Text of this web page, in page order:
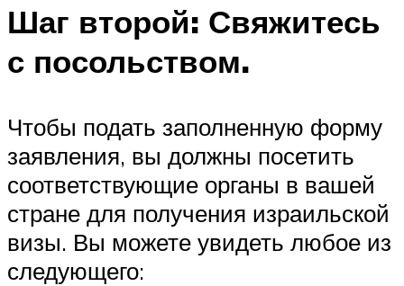
Шаг второй: Свяжитесь
с посольством.
Чтобы подать заполненную форму
заявления, вы должны посетить
соответствующие органы в вашей
стране для получения израильской
визы. Вы можете увидеть любое из
следующего: